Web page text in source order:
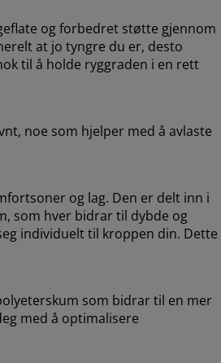
og forbedret støtte gjennom
at jo tyngre du er, desto
til å holde ryggraden i en rett
noe som hjelper med å avlaste
og lag. Den er delt inn i
som hver bidrar til dybde og
individuelt til kroppen din. Dette
som bidrar til en mer
med å optimalisere